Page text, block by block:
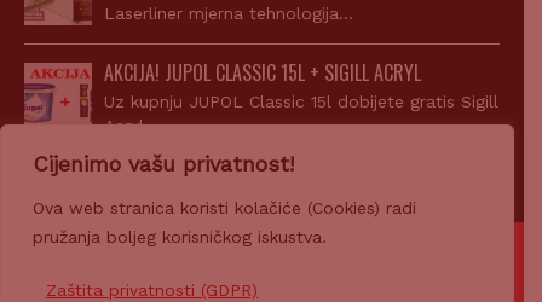
Cijenimo vašu privatnost!
Ova web stranica koristi kolačiće (Cookies) radi
pružanja boljeg korisničkog iskustva.
Zaštita privatnosti (GDPR)
Laserliner mjerna tehnologija…
AKCIJA! JUPOL CLASSIC 15L + SIGILL ACRYL
Uz kupnju JUPOL Classic 15l dobijete gratis Sigill
Acryl…